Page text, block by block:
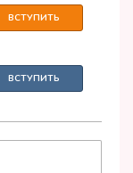
ВСТУПИТЬ
ВСТУПИТЬ